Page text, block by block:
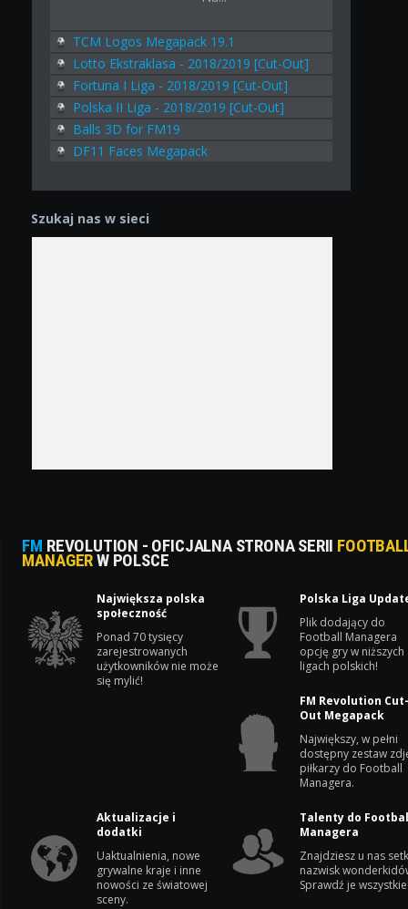
TCM Logos Megapack 19.1
Lotto Ekstraklasa - 2018/2019 [Cut-Out]
Fortuna I Liga - 2018/2019 [Cut-Out]
Polska II Liga - 2018/2019 [Cut-Out]
Balls 3D for FM19
DF11 Faces Megapack
Szukaj nas w sieci
FM REVOLUTION - OFICJALNA STRONA SERII
MANAGERW POLSCE
Największa polska
społeczność
Ponad 70 tysięcy
zarejestrowanych
użytkowników nie może
się mylić!
Polska Liga
Plik dodający do
Football Managera
opcję gry w niższych
ligach polskich!
FM Revolution
Out Megapack
Największy, w pełni
dostępny zestaw
piłkarzy do Football
Managera.
Aktualizacje i
dodatki
Uaktualnienia, nowe
grywalne kraje i inne
nowości ze światowej
sceny.
Talenty do
Managera
Znajdziesz u nas
nazwisk
Sprawdź je